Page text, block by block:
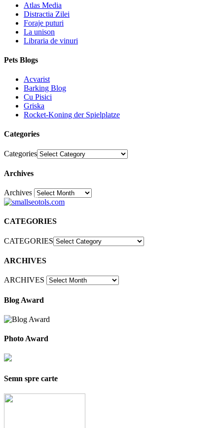
Atlas Media
Distractia Zilei
Foraje puturi
La unison
Libraria de vinuri
Pets Blogs
Acvarist
Barking Blog
Cu Pisici
Griska
Rocket-Koning der Spielplatze
Categories
Categories
Archives
Archives30
CATEGORIES
CATEGORIES
ARCHIVES
ARCHIVES
Blog Award
Photo Award
Semn spre carte